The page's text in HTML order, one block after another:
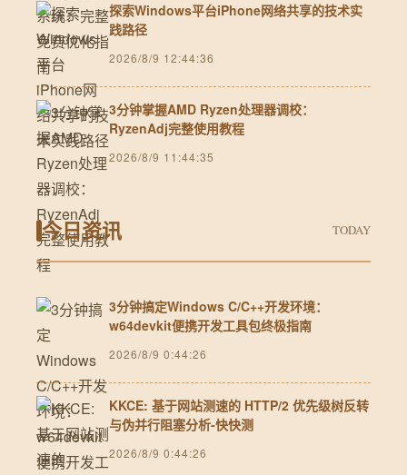
探索Windows平台iPhone网络共享的技术实
践路径
2026/8/9 12:44:36
3分钟掌握AMD Ryzen处理器调校：
RyzenAdj完整使用教程
2026/8/9 11:44:35
今日资讯 TODAY
3分钟搞定Windows C/C++开发环境：
w64devkit便携开发工具包终极指南
2026/8/9 0:44:26
KKCE: 基于网站测速的 HTTP/2 优先级树反转
与伪并行阻塞分析-快快测
2026/8/9 0:44:26